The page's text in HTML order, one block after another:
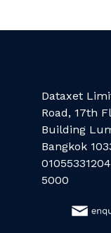
Dataxet
Road, 17th
Building
Bangkok
5000